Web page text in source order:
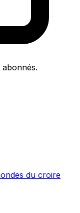
du croire